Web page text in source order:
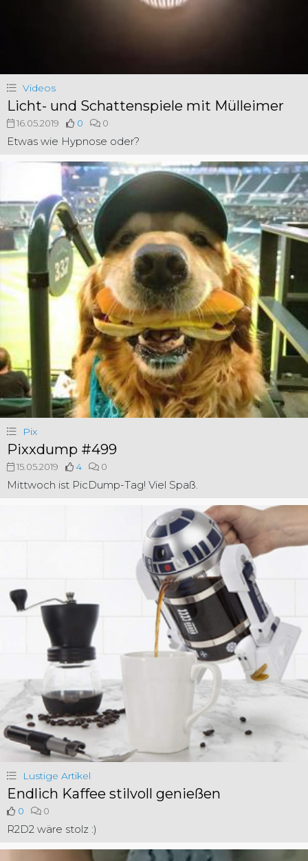
Videos
Licht- und Schattenspiele mit Mülleimer
16.05.2019 0 0
Etwas wie Hypnose oder?
Pix
Pixxdump #499
15.05.2019 4 0
Mittwoch ist PicDump-Tag! Viel Spaß.
Lustige Artikel
Endlich Kaffee stilvoll genießen
0 0
R2D2 wäre stolz :)